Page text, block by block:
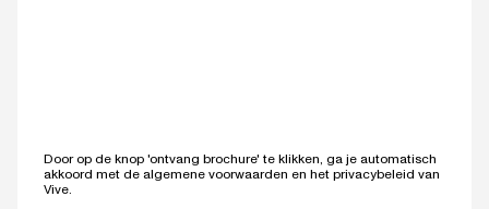
Door op de knop 'ontvang brochure' te klikken, ga je automatisch
akkoord met de algemene voorwaarden en het privacybeleid van
Vive.